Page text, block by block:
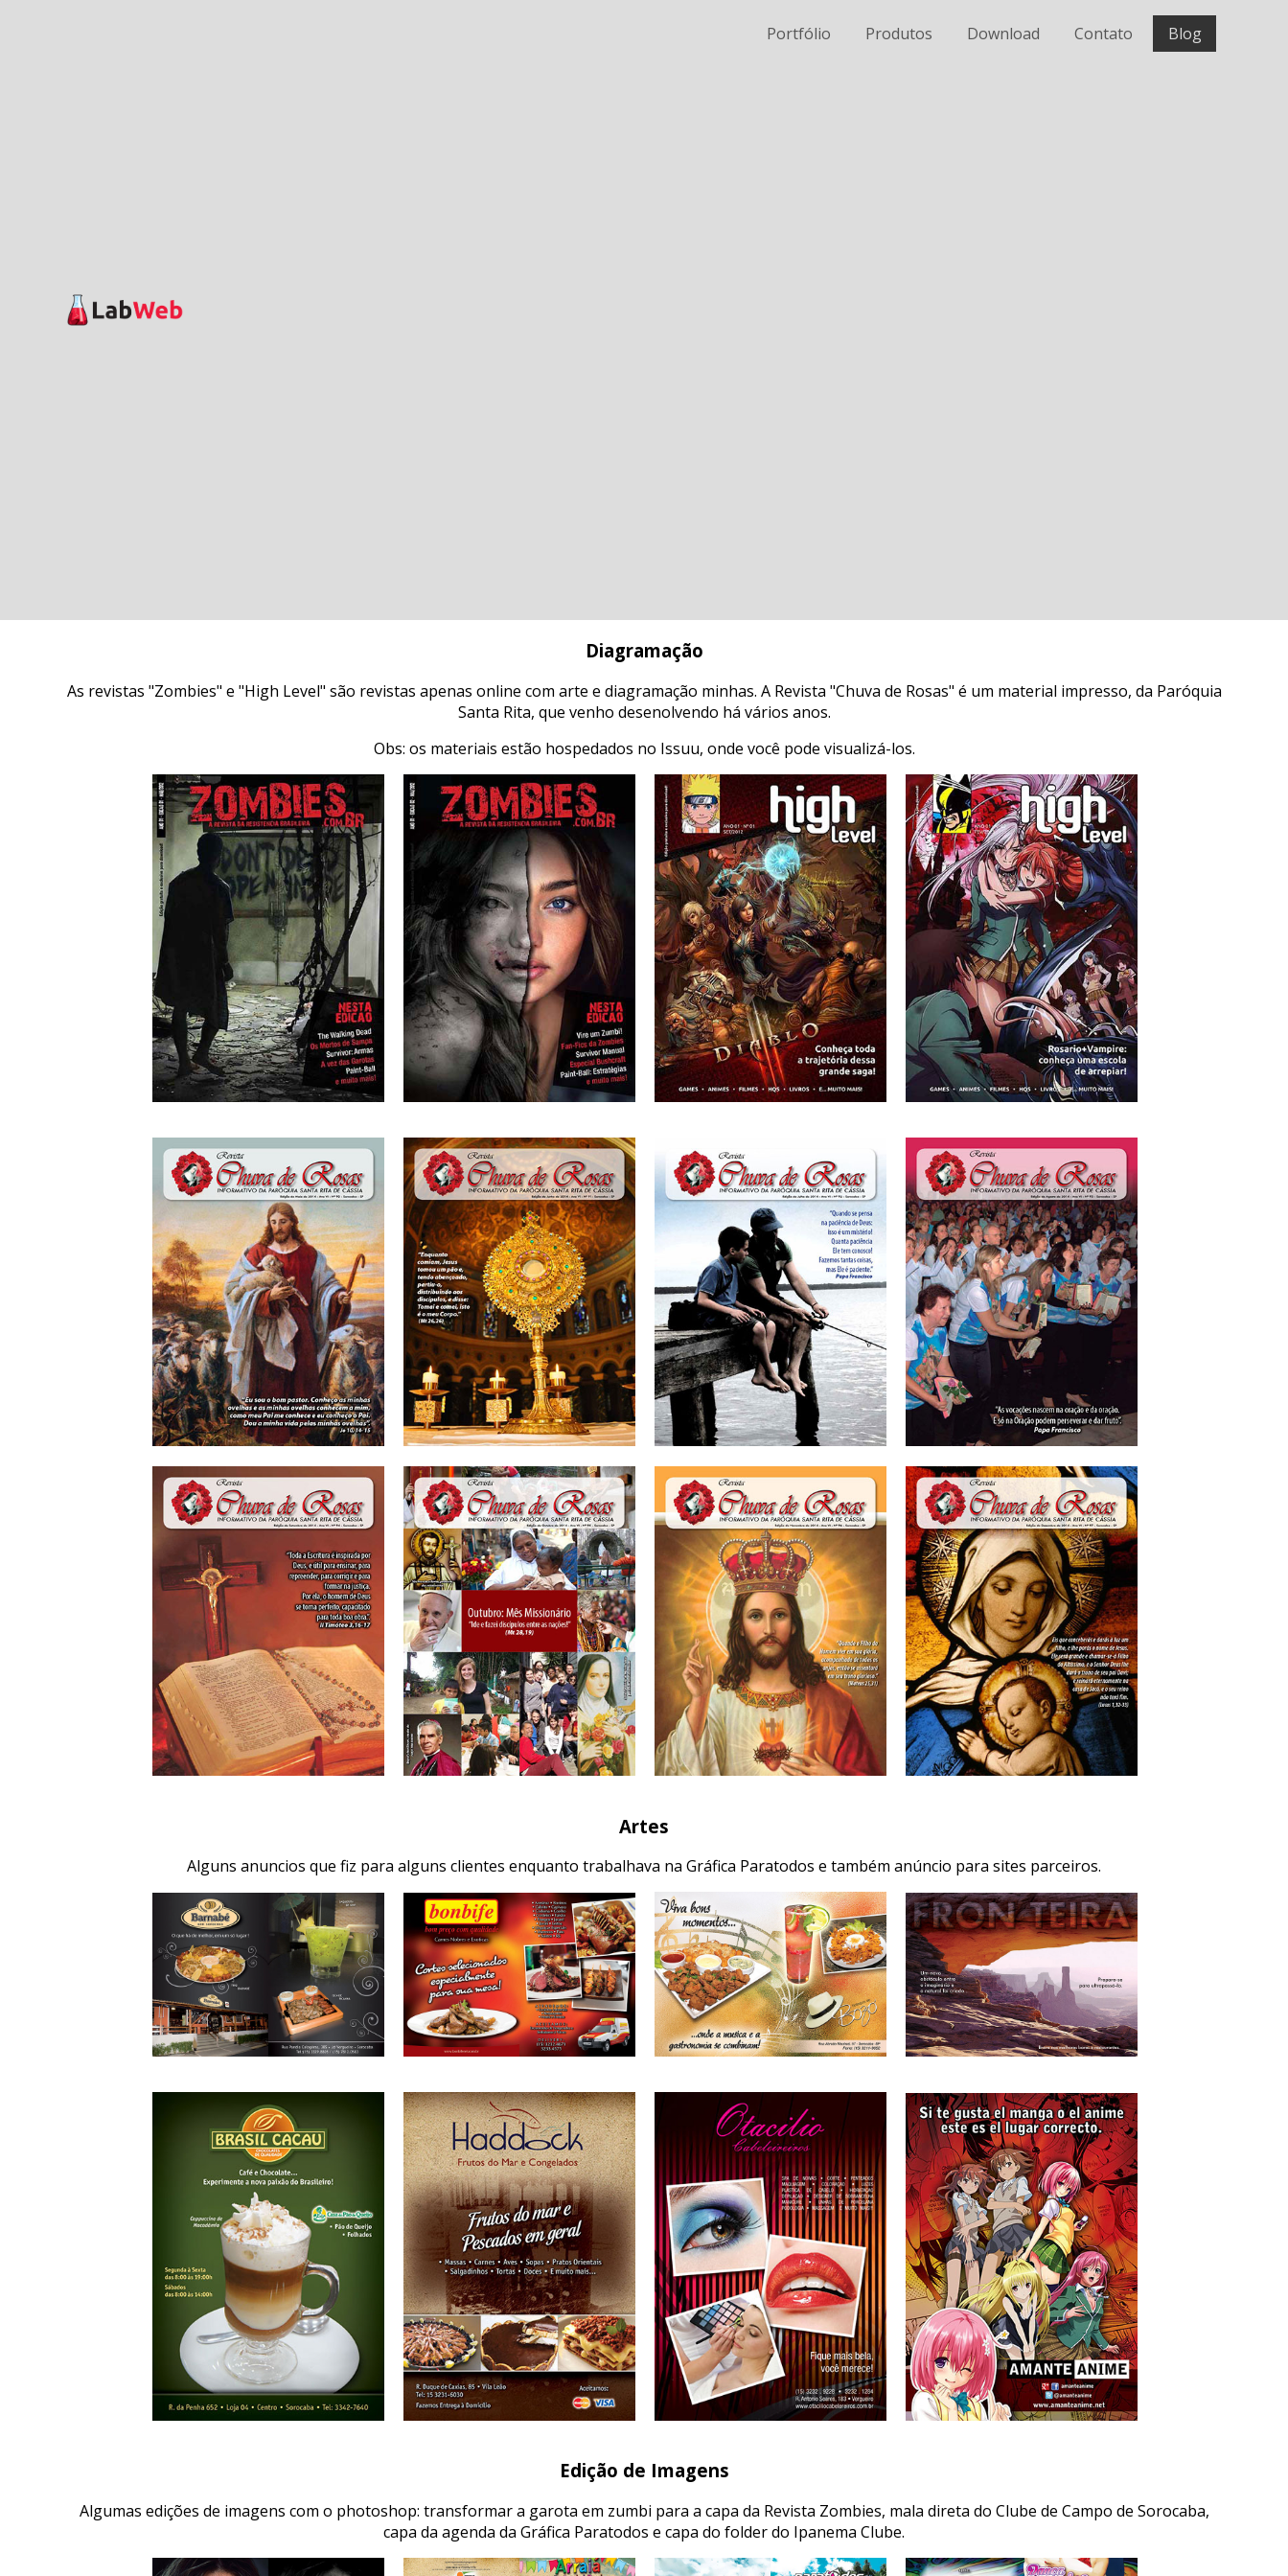
Portfólio Produtos Download Contato Blog
Diagramação
As revistas "Zombies" e "High Level" são revistas apenas online com arte e diagramação minhas. A Revista "Chuva de Rosas" é um material impresso, da Paróquia
Santa Rita, que venho desenolvendo há vários anos.
Obs: os materiais estão hospedados no Issuu, onde você pode visualizá-los.
Artes
Alguns anuncios que fiz para alguns clientes enquanto trabalhava na Gráfica Paratodos e também anúncio para sites parceiros.
Edição de Imagens
Algumas edições de imagens com o photoshop: transformar a garota em zumbi para a capa da Revista Zombies, mala direta do Clube de Campo de Sorocaba,
capa da agenda da Gráfica Paratodos e capa do folder do Ipanema Clube.